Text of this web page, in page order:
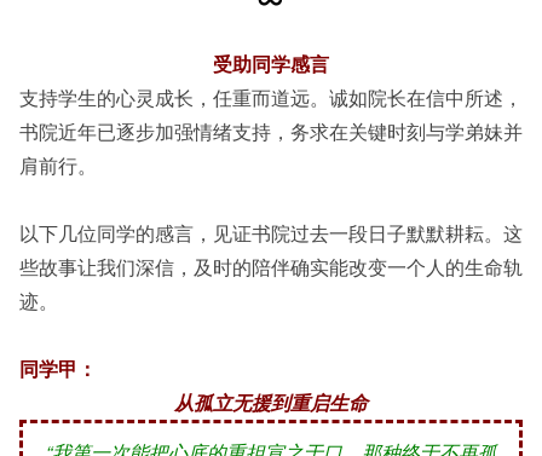
受助同学感言
支持学生的心灵成长，任重而道远。诚如院长在信中所述，
书院近年已逐步加强情绪支持，务求在关键时刻与学弟妹并
肩前行。
以下几位同学的感言，见证书院过去一段日子默默耕耘。这
些故事让我们深信，及时的陪伴确实能改变一个人的生命轨
迹。
同学甲：
从孤立无援到重启生命